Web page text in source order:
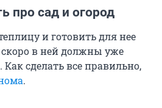
про сад и огород
и готовить для нее
в ней должны уже
сделать все правильно,
.